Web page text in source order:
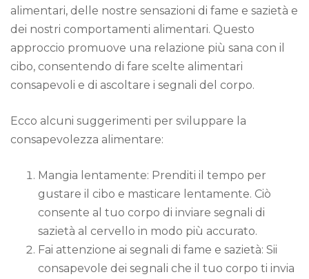
alimentari, delle nostre sensazioni di fame e sazietà e
dei nostri comportamenti alimentari. Questo
approccio promuove una relazione più sana con il
cibo, consentendo di fare scelte alimentari
consapevoli e di ascoltare i segnali del corpo.
Ecco alcuni suggerimenti per sviluppare la
consapevolezza alimentare:
Mangia lentamente: Prenditi il tempo per
gustare il cibo e masticare lentamente. Ciò
consente al tuo corpo di inviare segnali di
sazietà al cervello in modo più accurato.
Fai attenzione ai segnali di fame e sazietà: Sii
consapevole dei segnali che il tuo corpo ti invia